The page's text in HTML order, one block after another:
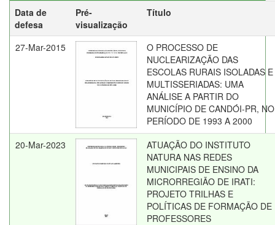
Data de
defesa
Pré-
visualização
Título
27-Mar-2015
O PROCESSO DE
NUCLEARIZAÇÃO DAS
ESCOLAS RURAIS ISOLADAS E
MULTISSERIADAS: UMA
ANÁLISE A PARTIR DO
MUNICÍPIO DE CANDÓI-PR, NO
PERÍODO DE 1993 A 2000
20-Mar-2023
ATUAÇÃO DO INSTITUTO
NATURA NAS REDES
MUNICIPAIS DE ENSINO DA
MICRORREGIÃO DE IRATI:
PROJETO TRILHAS E
POLÍTICAS DE FORMAÇÃO DE
PROFESSORES